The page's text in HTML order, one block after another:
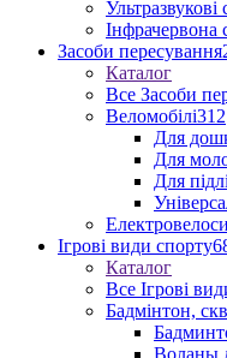
Ультразвукові
Інфрачервона
Засоби пересування
Каталог
Все Засоби
Веломобілі312
Для
Для
Для
Ігрові види спорту
Каталог
Все Ігрові
Бадмінтон,
Воланы